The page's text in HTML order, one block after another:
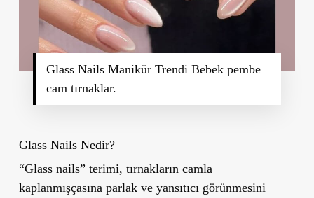
Glass Nails Manikür Trendi Bebek pembe
cam tırnaklar.
Glass Nails Nedir?
“Glass nails” terimi, tırnakların camla
kaplanmışçasına parlak ve yansıtıcı görünmesini